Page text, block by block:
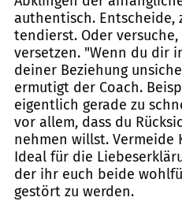
authentisch. Entscheide,
tendierst. Oder
versetzen. "Wenn du dir
deiner Beziehung
ermutigt der Coach.
eigentlich gerade zu
vor allem, dass du
nehmen willst.
Ideal für die
der ihr euch beide
gestört zu werden.